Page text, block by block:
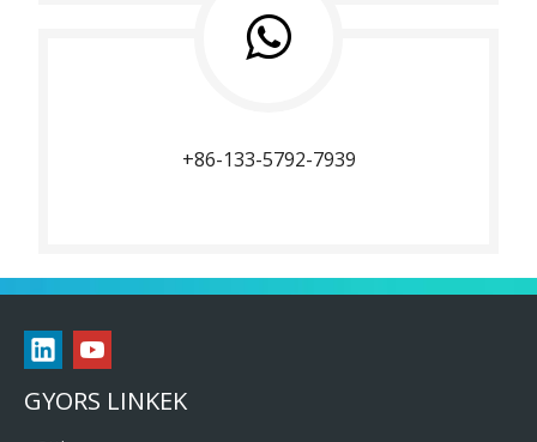
+86-133-5792-7939
GYORS LINKEK